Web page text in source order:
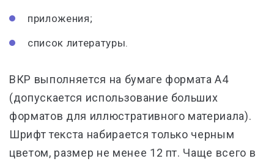
приложения;
список литературы.
ВКР выполняется на бумаге формата А4
(допускается использование больших
форматов для иллюстративного материала).
Шрифт текста набирается только черным
цветом, размер не менее 12 пт. Чаще всего в